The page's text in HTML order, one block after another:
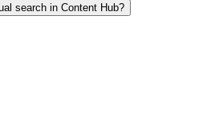
search in Content Hub?